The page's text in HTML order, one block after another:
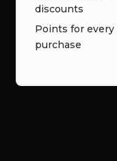
discounts
Points for every
purchase